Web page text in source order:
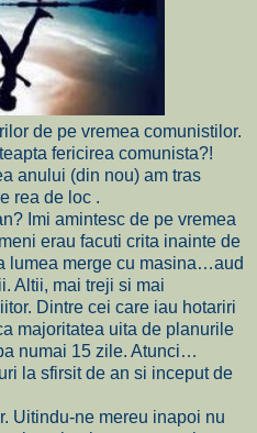
de pe vremea comunistilor.
fericirea comunista?!
anului (din nou) am tras
rea de loc .
Imi amintesc de pe vremea
erau facuti crita inainte de
lumea merge cu masina…aud
Altii, mai treji si mai
Dintre cei care iau hotariri
majoritatea uita de planurile
numai 15 zile. Atunci…
la sfirsit de an si inceput de
Uitindu-ne mereu inapoi nu